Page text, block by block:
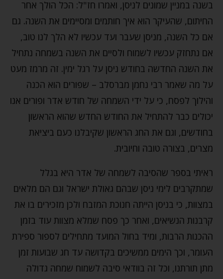
בשנה במניין שמונים לניסן, ואמרו חז"ל: הכל הולך אחר
החיתום, שהעיקר הוא איך חותמים ומסיימים את השנה. גם
אם כל השנה, מניסן שעבר ועד עכשיו לא הלך לנו טוב,
אם נתחזק עכשיו לשמוח ולסיים את השנה בשמחה נתחיל
את השנה החדשה בחודש ניסן על רגל ימין. זה מרמז מעט
על מה שאמר רבי נחמן מברסלב – שפורים הוא הכנה
והילוך לפסח, כי על ידי השמחה של חודש אדר ופורים אנו
יכולים כבר להתחיל את החודש החדש שהוא הראשון
בחודשים, וגם את החג הראשון שקיבלנו כעם ביציאת
מצרים, בצורה טובה וחיובית.
ראיתי בספר שהסיבה לשמחה של אדר היא בגלל
שמתקרבים לימי ניסן שבהם גאולת ישראל וגם הם מלאים
במצוות, כי בניסן הייתה חנוכת המזבח ולכן מזכירים בו את
קרבנות הנשיאים, ואחר כך פסח שמלא מצוות עוד בזמן
ההכנות הרבות, ומיד בחול המועד מתחילים לספור ספירת
העומר, וכך הימים ממשיכים בקדושה עד חג שבועות זמן
מתן תורתנו, וכל זה בוודאי סיבה לשמוח שמחה גדולה